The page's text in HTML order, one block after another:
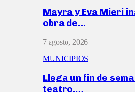
Mayra y Eva Mieri
obra de…
7 agosto, 2026
MUNICIPIOS
Llega un fin de
teatro,…